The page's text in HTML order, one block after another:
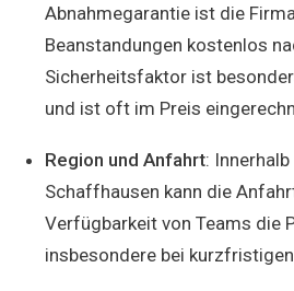
Abnahmegarantie ist die
Beanstandungen kostenlos
Sicherheitsfaktor ist
und ist oft im Preis
Region und Anfahrt:
Schaffhausen kann die
Verfügbarkeit von Teams die
insbesondere bei